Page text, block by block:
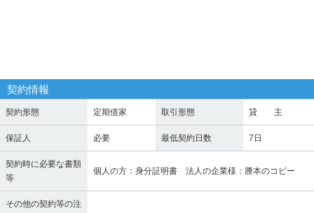
契約情報
契約形態 定期借家 取引形態 貸 主
保証人 必要 最低契約日数 7日
契約時に必要な書類
等
個人の方：身分証明書 法人の企業様：謄本のコピー
その他の契約等の注